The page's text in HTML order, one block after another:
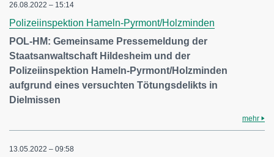
26.08.2022 – 15:14
Polizeiinspektion Hameln-Pyrmont/Holzminden
POL-HM: Gemeinsame Pressemeldung der
Staatsanwaltschaft Hildesheim und der
Polizeiinspektion Hameln-Pyrmont/Holzminden
aufgrund eines versuchten Tötungsdelikts in
Dielmissen
mehr
13.05.2022 – 09:58